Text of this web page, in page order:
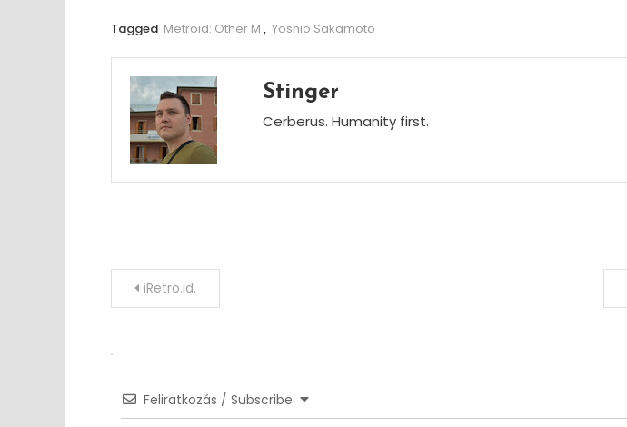
Tagged Metroid: Other M , Yoshio Sakamoto
Stinger
Cerberus. Humanity first.
PostiRetro.id.
Feliratkozás / Subscribe